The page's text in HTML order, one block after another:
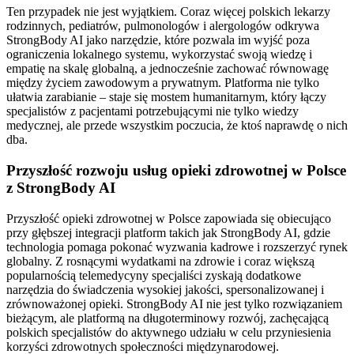
Ten przypadek nie jest wyjątkiem. Coraz więcej polskich lekarzy
rodzinnych, pediatrów, pulmonologów i alergologów odkrywa
StrongBody AI jako narzędzie, które pozwala im wyjść poza
ograniczenia lokalnego systemu, wykorzystać swoją wiedzę i
empatię na skalę globalną, a jednocześnie zachować równowagę
między życiem zawodowym a prywatnym. Platforma nie tylko
ułatwia zarabianie – staje się mostem humanitarnym, który łączy
specjalistów z pacjentami potrzebującymi nie tylko wiedzy
medycznej, ale przede wszystkim poczucia, że ktoś naprawdę o nich
dba.
Przyszłość rozwoju usług opieki zdrowotnej w Polsce
z StrongBody AI
Przyszłość opieki zdrowotnej w Polsce zapowiada się obiecująco
przy głębszej integracji platform takich jak StrongBody AI, gdzie
technologia pomaga pokonać wyzwania kadrowe i rozszerzyć rynek
globalny. Z rosnącymi wydatkami na zdrowie i coraz większą
popularnością telemedycyny specjaliści zyskają dodatkowe
narzędzia do świadczenia wysokiej jakości, spersonalizowanej i
zrównoważonej opieki. StrongBody AI nie jest tylko rozwiązaniem
bieżącym, ale platformą na długoterminowy rozwój, zachęcającą
polskich specjalistów do aktywnego udziału w celu przyniesienia
korzyści zdrowotnych społeczności międzynarodowej.